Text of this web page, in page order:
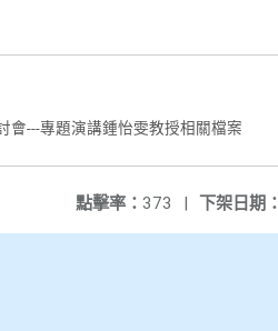
會---專題演講鍾怡雯教授相關檔案
下架日期：
點擊率： 373 |